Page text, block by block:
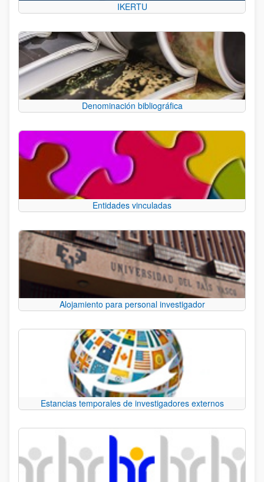
IKERTU
Denominación bibliográfica
Entidades vinculadas
Alojamiento para personal investigador
Estancias temporales de investigadores externos